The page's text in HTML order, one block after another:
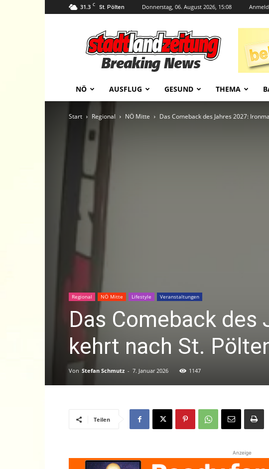
31.3 C St. Pölten Donnerstag, 06. August 2026, 15:08
stadtlandzeitung
NÖ AUSFLUG GESUND THEMA
Start Regional NÖ Mitte Das Comeback des Jahres 2027:
Regional NÖ Mitte Lifestyle Veranstaltungen
Das Comeback des
kehrt nach St.
Von Stefan Schmutz - 7. Januar 2026 1147
Teilen
Anzeige